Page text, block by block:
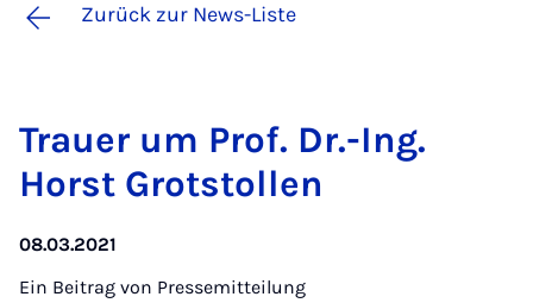
Zurück zur News-Liste
Trau­er um Prof. Dr.-Ing.
Horst Grot­stol­len
08.03.2021
Ein Beitrag von Pressemitteilung